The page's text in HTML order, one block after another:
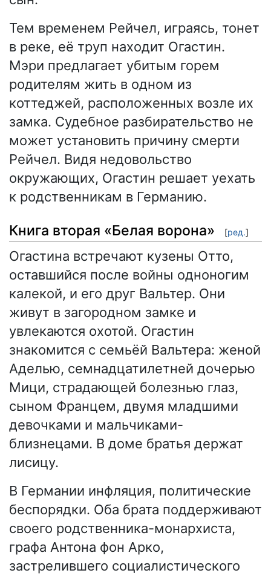
Тем временем Рейчел, играясь, тонет
в реке, её труп находит Огастин.
Мэри предлагает убитым горем
родителям жить в одном из
коттеджей, расположенных возле их
замка. Судебное разбирательство не
может установить причину смерти
Рейчел. Видя недовольство
окружающих, Огастин решает уехать
к родственникам в Германию.
Книга вторая «Белая ворона» [ред.]
Огастина встречают кузены Отто,
оставшийся после войны одноногим
калекой, и его друг Вальтер. Они
живут в загородном замке и
увлекаются охотой. Огастин
знакомится с семьёй Вальтера: женой
Аделью, семнадцатилетней дочерью
Мици, страдающей болезнью глаз,
сыном Францем, двумя младшими
девочками и мальчиками-
близнецами. В доме братья держат
лисицу.
В Германии инфляция, политические
беспорядки. Оба брата поддерживают
своего родственника-монархиста,
графа Антона фон Арко,
застрелившего социалистического